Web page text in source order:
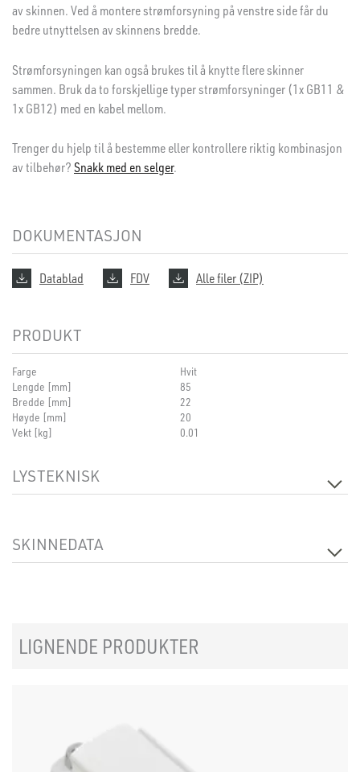
av skinnen. Ved å montere strømforsyning på venstre side får du
bedre utnyttelsen av skinnens bredde.
Strømforsyningen kan også brukes til å knytte flere skinner
sammen. Bruk da to forskjellige typer strømforsyninger (1x GB11 &
1x GB12) med en kabel mellom.
Trenger du hjelp til å bestemme eller kontrollere riktig kombinasjon
av tilbehør? Snakk med en selger.
DOKUMENTASJON
Datablad FDV Alle filer (ZIP)
PRODUKT
Farge
Hvit
Lengde [mm]
85
Bredde [mm]
22
Høyde [mm]
20
Vekt [kg]
0.01
LYSTEKNISK
SKINNEDATA
LIGNENDE PRODUKTER